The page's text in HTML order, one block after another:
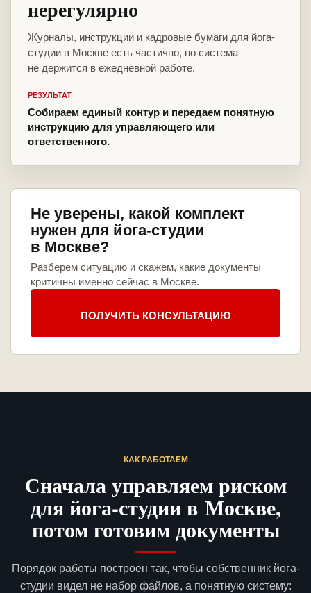
нерегулярно
Журналы, инструкции и кадровые бумаги для йога-
студии в Москве есть частично, но система
не держится в ежедневной работе.
РЕЗУЛЬТАТ
Собираем единый контур и передаем понятную
инструкцию для управляющего или
ответственного.
Не уверены, какой комплект
нужен для йога-студии
в Москве?
Разберем ситуацию и скажем, какие документы
критичны именно сейчас в Москве.
ПОЛУЧИТЬ КОНСУЛЬТАЦИЮ
КАК РАБОТАЕМ
Сначала управляем риском
для йога-студии в Москве,
потом готовим документы
Порядок работы построен так, чтобы собственник йога-
студии видел не набор файлов, а понятную систему: